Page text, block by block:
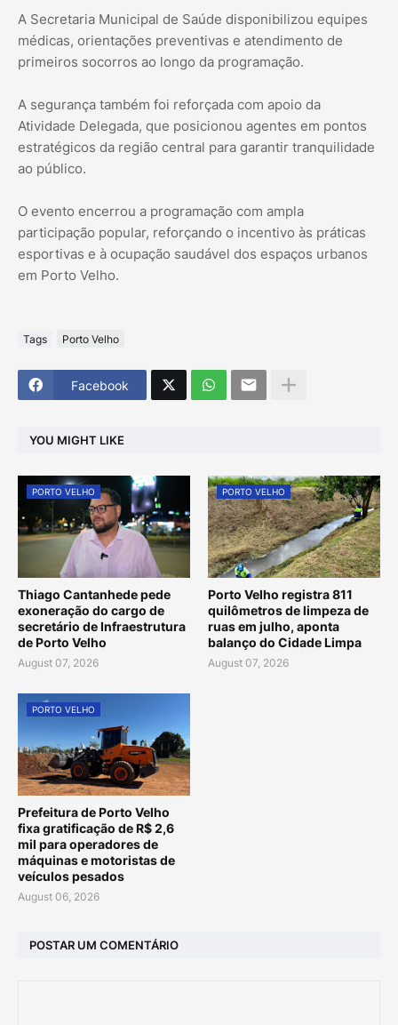
A Secretaria Municipal de Saúde disponibilizou equipes
médicas, orientações preventivas e atendimento de
primeiros socorros ao longo da programação.
A segurança também foi reforçada com apoio da
Atividade Delegada, que posicionou agentes em pontos
estratégicos da região central para garantir tranquilidade
ao público.
O evento encerrou a programação com ampla
participação popular, reforçando o incentivo às práticas
esportivas e à ocupação saudável dos espaços urbanos
em Porto Velho.
Tags Porto Velho
Facebook
YOU MIGHT LIKE
PORTO VELHO
Thiago Cantanhede pede
exoneração do cargo de
secretário de Infraestrutura
de Porto Velho
August 07, 2026
PORTO VELHO
Porto Velho registra 811
quilômetros de limpeza de
ruas em julho, aponta
balanço do Cidade Limpa
August 07, 2026
PORTO VELHO
Prefeitura de Porto Velho
fixa gratificação de R$ 2,6
mil para operadores de
máquinas e motoristas de
veículos pesados
August 06, 2026
POSTAR UM COMENTÁRIO